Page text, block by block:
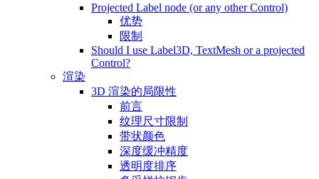
Projected Label node (or any other Control)
优势
限制
Should I use Label3D, TextMesh or a projected
Control?
渲染
3D 渲染的局限性
前言
纹理尺寸限制
带状颜色
深度缓冲精度
透明度排序